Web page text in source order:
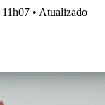
• Atualizado